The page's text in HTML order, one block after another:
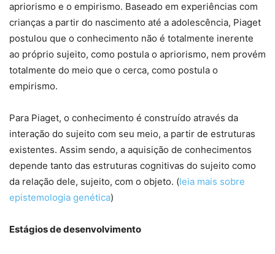
apriorismo e o empirismo. Baseado em experiências com
crianças a partir do nascimento até a adolescência, Piaget
postulou que o conhecimento não é totalmente inerente
ao próprio sujeito, como postula o apriorismo, nem provém
totalmente do meio que o cerca, como postula o
empirismo.
Para Piaget, o conhecimento é construído através da
interação do sujeito com seu meio, a partir de estruturas
existentes. Assim sendo, a aquisição de conhecimentos
depende tanto das estruturas cognitivas do sujeito como
da relação dele, sujeito, com o objeto. (leia mais sobre
epistemologia genética)
Estágios de desenvolvimento